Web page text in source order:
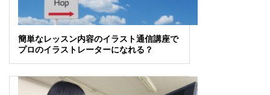
簡単なレッスン内容のイラスト通信講座で
プロのイラストレーターになれる？